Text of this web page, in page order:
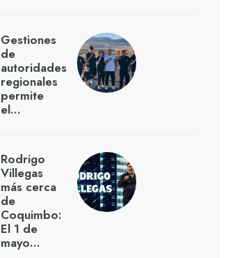
Gestiones
de
autoridades
regionales
permite
el…
Rodrigo
Villegas
más cerca
de
Coquimbo:
El 1 de
mayo…